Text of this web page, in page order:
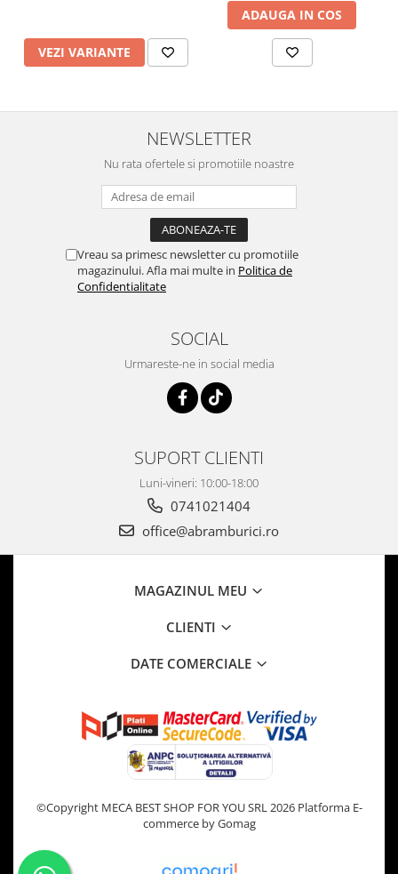
VEZI VARIANTE
ADAUGA IN COS
NEWSLETTER
Nu rata ofertele si promotiile noastre
Vreau sa primesc newsletter cu promotiile
magazinului. Afla mai multe in Politica de
Confidentialitate
SOCIAL
Urmareste-ne in social media
SUPORT CLIENTI
Luni-vineri: 10:00-18:00
0741021404
office@abramburici.ro
MAGAZINUL MEU
CLIENTI
DATE COMERCIALE
©Copyright MECA BEST SHOP FOR YOU SRL 2026 Platforma E-
commerce by Gomag